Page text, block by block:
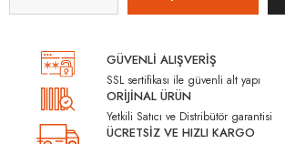
GÜVENLİ ALIŞVERİŞ
SSL sertifikası ile güvenli alt yapı
ORİJİNAL ÜRÜN
Yetkili Satıcı ve Distribütör garantisi
ÜCRETSİZ VE HIZLI KARGO